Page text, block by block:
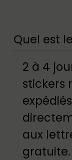
Quel est
2 à 4
stickers
aux
gratuite.